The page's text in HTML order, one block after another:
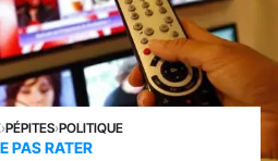
›PÉPITES›POLITIQUE
PAS RATER